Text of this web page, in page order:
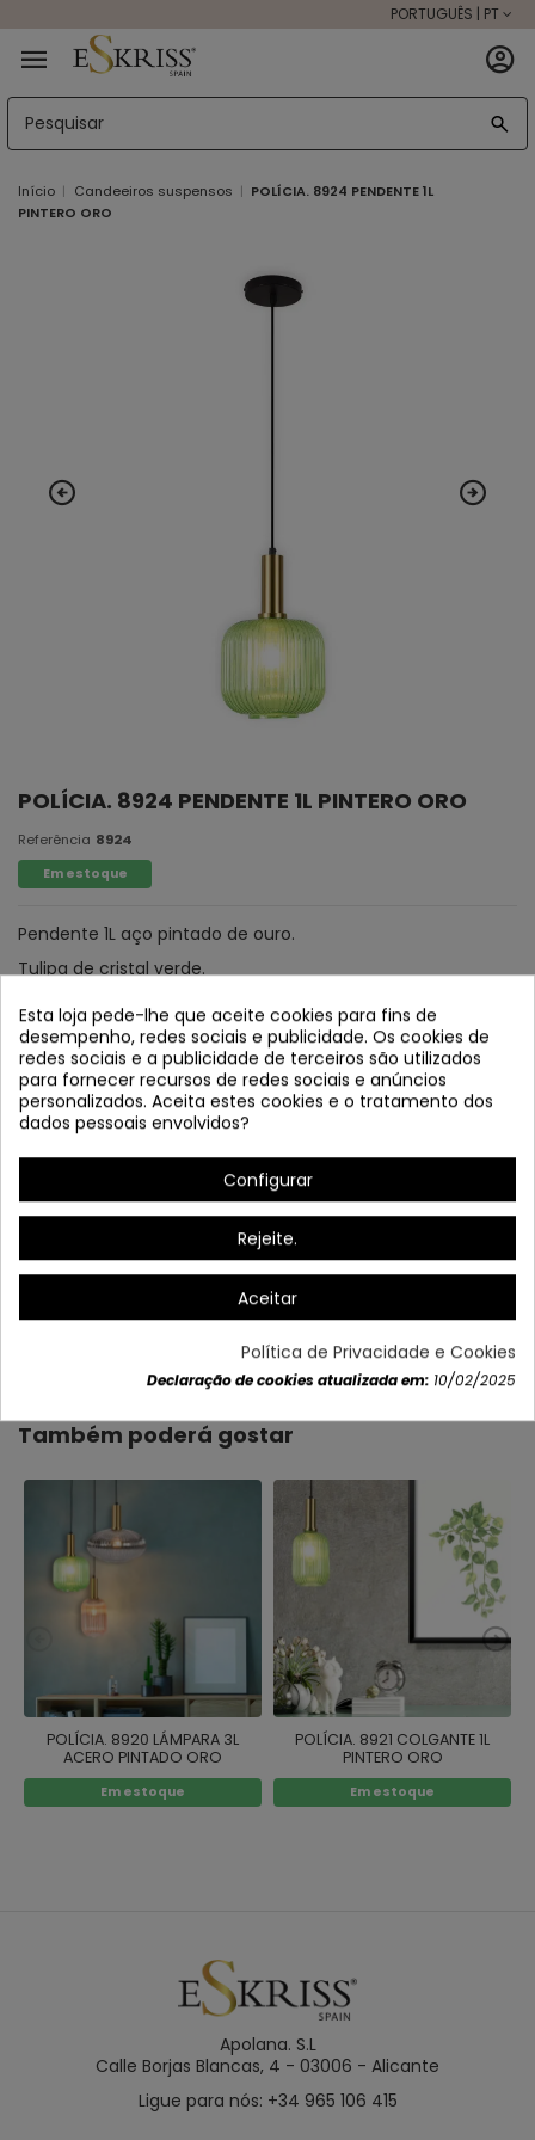
PORTUGUÊS | PT
Início Candeeiros suspensos
POLÍCIA. 8924 PENDENTE 1L
PINTERO ORO
POLÍCIA. 8924 PENDENTE 1L PINTERO ORO
Referência 8924
Em estoque
Pendente 1L aço pintado de ouro.
Tulipa de cristal verde.
Também poderá gostar
POLÍCIA. 8920 LÁMPARA 3L
ACERO PINTADO ORO
Em estoque
POLÍCIA. 8921 COLGANTE 1L
PINTERO ORO
Em estoque
Apolana. S.L
Calle Borjas Blancas, 4 - 03006 - Alicante
Ligue para nós: +34 965 106 415
Esta loja pede-lhe que aceite cookies para fins de
desempenho, redes sociais e publicidade. Os cookies de
redes sociais e a publicidade de terceiros são utilizados
para fornecer recursos de redes sociais e anúncios
personalizados. Aceita estes cookies e o tratamento dos
dados pessoais envolvidos?
Configurar
Rejeite.
Aceitar
Política de Privacidade e Cookies
Declaração de cookies atualizada em: 10/02/2025